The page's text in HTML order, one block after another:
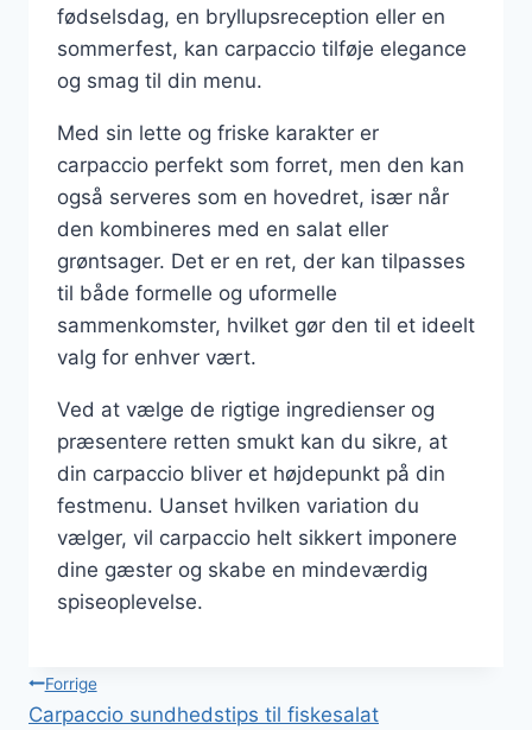
fødselsdag, en bryllupsreception eller en
sommerfest, kan carpaccio tilføje elegance
og smag til din menu.
Med sin lette og friske karakter er
carpaccio perfekt som forret, men den kan
også serveres som en hovedret, især når
den kombineres med en salat eller
grøntsager. Det er en ret, der kan tilpasses
til både formelle og uformelle
sammenkomster, hvilket gør den til et ideelt
valg for enhver vært.
Ved at vælge de rigtige ingredienser og
præsentere retten smukt kan du sikre, at
din carpaccio bliver et højdepunkt på din
festmenu. Uanset hvilken variation du
vælger, vil carpaccio helt sikkert imponere
dine gæster og skabe en mindeværdig
spiseoplevelse.
Indlægsnavigation
Forrige
Carpaccio sundhedstips til fiskesalat